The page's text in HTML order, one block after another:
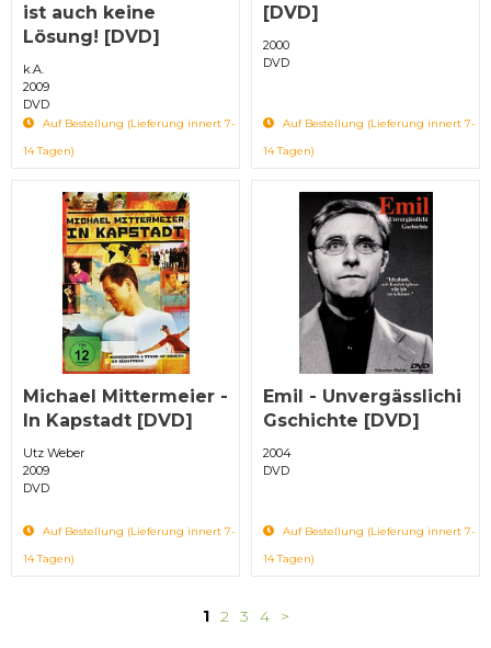
ist auch keine
Lösung! [DVD]
k.A.
2009
DVD
Auf Bestellung (Lieferung innert 7-
14 Tagen)
[DVD]
2000
DVD
Auf Bestellung (Lieferung innert 7-
14 Tagen)
Michael Mittermeier -
In Kapstadt [DVD]
Utz Weber
2009
DVD
Auf Bestellung (Lieferung innert 7-
14 Tagen)
Emil - Unvergässlichi
Gschichte [DVD]
2004
DVD
Auf Bestellung (Lieferung innert 7-
14 Tagen)
1 2 3 4 >